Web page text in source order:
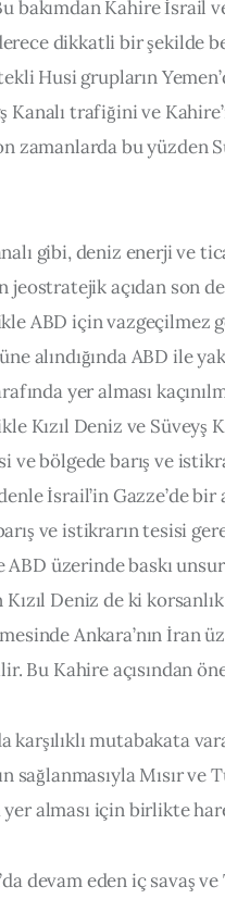
bakımdan Kahire İsrail
dikkatli bir şekilde
Husi grupların
Kanalı trafiğini ve
zamanlarda bu yüzden
gibi, deniz enerji ve
jeostratejik açıdan son
ABD için vazgeçilmez
alındığında ABD ile
yer alması
Kızıl Deniz ve Süveyş
bölgede barış ve
İsrail’in Gazze’de bir
ve istikrarın tesisi
üzerinde baskı
Deniz de ki
Ankara’nın İran
Bu Kahire açısından
karşılıklı mutabakata
sağlanmasıyla Mısır ve
yer alması için birlikte
devam eden iç savaş ve